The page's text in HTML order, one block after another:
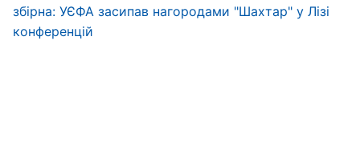
збірна: УЄФА засипав нагородами "Шахтар" у Лізі
конференцій